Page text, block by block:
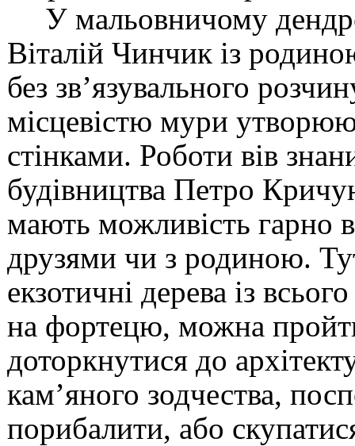
У мальовничому
Віталій Чинчик із
без зв’язувального
місцевістю мури
стінками. Роботи вів
будівництва Петро
мають можливість гарно
друзями чи з родиною.
екзотичні дерева із
на фортецю, можна
доторкнутися до
кам’яного зодчества,
порибалити, або